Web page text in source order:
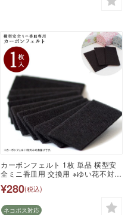
カーボンフェルト 1枚 単品 横型安
全ミニ香皿用 交換用 ※ゆい花不対応
線香皿 防火 燃えない カーボン 仏壇
線香 不燃性 カーボン フェルト 防火
防炎 香炉 終活 ネコポス対応
¥280(税込)
ネコポス対応